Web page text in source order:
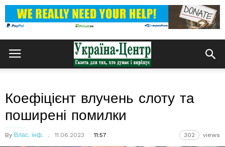
Коефіцієнт влучень слоту та
поширені помилки
By Влас. інф. 11.06.2023 11:57 302 views